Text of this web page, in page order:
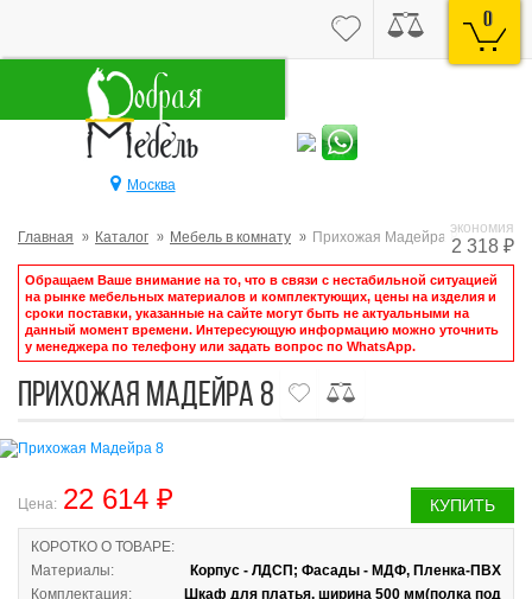
0
Москва
Главная Каталог Мебель в комнату Прихожая Мадейра 8
Обращаем Ваше внимание на то, что в связи с нестабильной ситуацией
на рынке мебельных материалов и комплектующих, цены на изделия и
сроки поставки, указанные на сайте могут быть не актуальными на
данный момент времени. Интересующую информацию можно уточнить
у менеджера по телефону или задать вопрос по WhatsApp.
Прихожая Мадейра 8
КУПИТЬ
Цена: 22 614 ₽
КОРОТКО О ТОВАРЕ:
Материалы:
Корпус - ЛДСП; Фасады - МДФ, Пленка-ПВХ
Комплектация:
Шкаф для платья, ширина 500 мм(полка под
экономия
2 318 ₽